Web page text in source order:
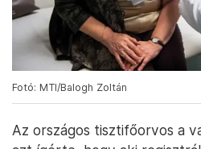
Fotó: MTI/Balogh Zoltán
Az országos tisztifőorvos a